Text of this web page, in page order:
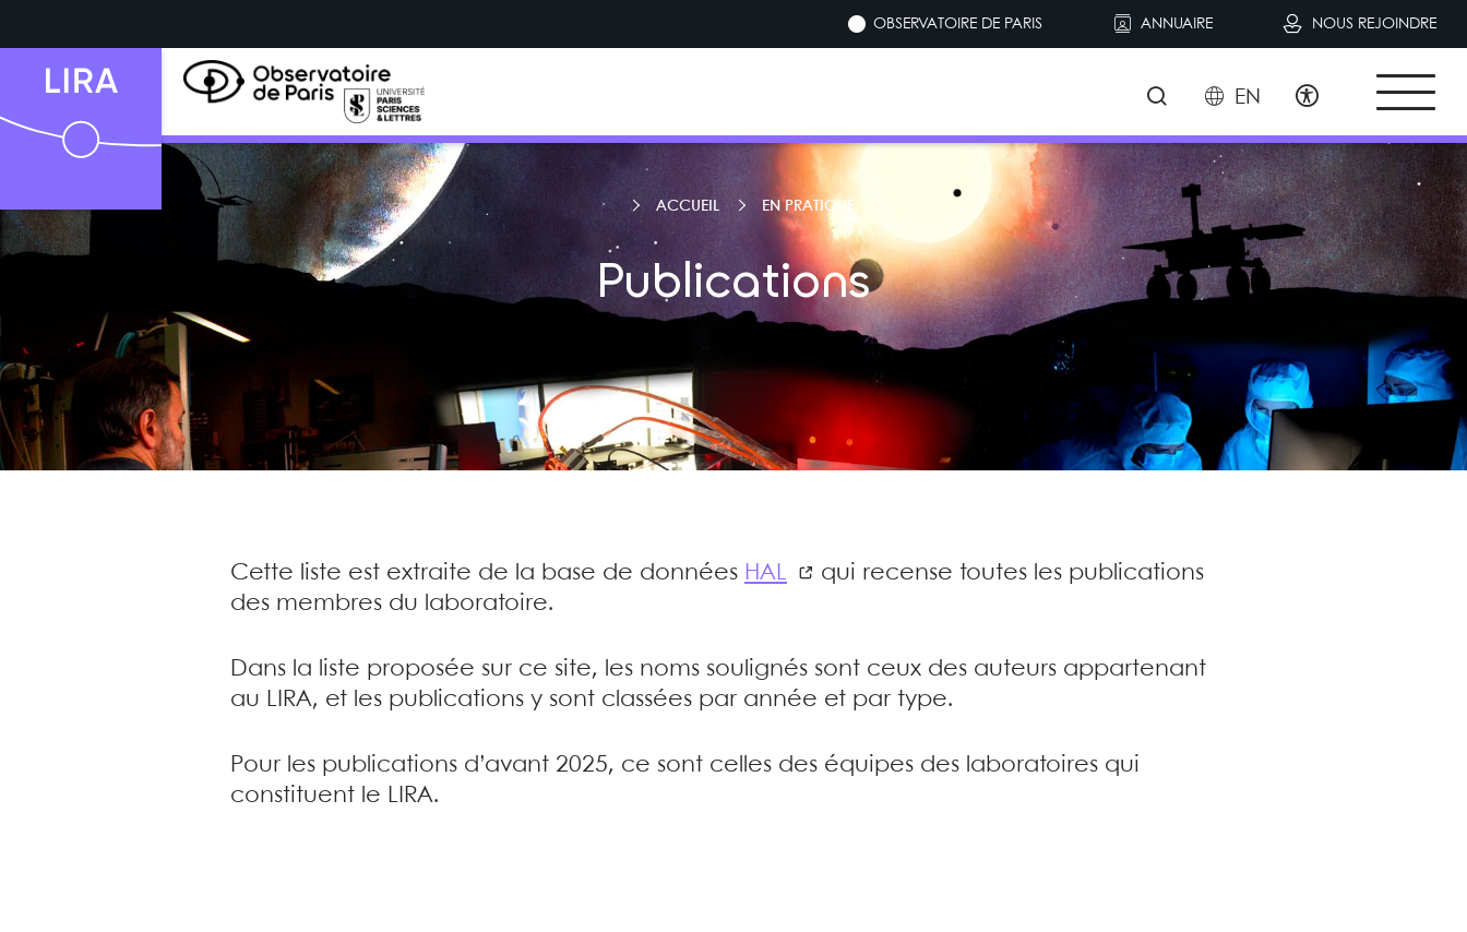
OBSERVATOIRE DE PARIS ANNUAIRE NOUS REJOINDRE
EN
ACCUEIL EN PRATIQUE
Publications
Cette liste est extraite de la base de données HAL
qui recense toutes les publications
des membres du laboratoire.
Dans la liste proposée sur ce site, les noms soulignés sont ceux des auteurs appartenant
au LIRA, et les publications y sont classées par année et par type.
Pour les publications d’avant 2025, ce sont celles des équipes des laboratoires qui
constituent le LIRA.